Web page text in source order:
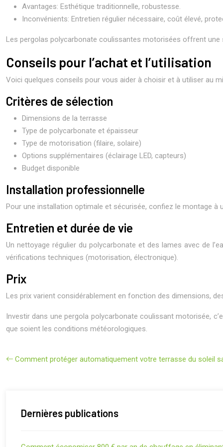
Avantages: Esthétique traditionnelle, robustesse.
Inconvénients: Entretien régulier nécessaire, coût élevé,
Les pergolas polycarbonate coulissantes motorisées offrent
Conseils pour l’achat et l’utilisation
Voici quelques conseils pour vous aider à choisir et à utiliser au
Critères de sélection
Dimensions de la terrasse
Type de polycarbonate et épaisseur
Type de motorisation (filaire, solaire)
Options supplémentaires (éclairage LED, capteurs)
Budget disponible
Installation professionnelle
Pour une installation optimale et sécurisée, confiez le montage
Entretien et durée de vie
Un nettoyage régulier du polycarbonate et des lames avec de
vérifications techniques (motorisation, électronique).
Prix
Les prix varient considérablement en fonction des dimensions,
Investir dans une pergola polycarbonate coulissant motorisée,
que soient les conditions météorologiques.
Comment protéger automatiquement votre terrasse du soleil
Dernières publications